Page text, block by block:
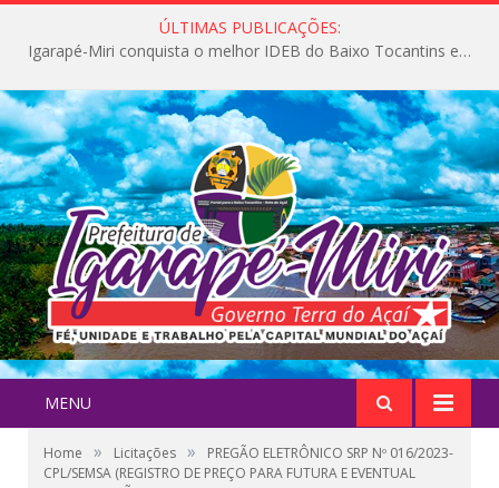
ÚLTIMAS PUBLICAÇÕES:
Igarapé-Miri conquista o melhor IDEB do Baixo Tocantins e avança na qualidade da educação pública
MENU
Home » Licitações »
PREGÃO ELETRÔNICO SRP Nº 016/2023-
CPL/SEMSA (REGISTRO DE PREÇO PARA FUTURA E EVENTUAL